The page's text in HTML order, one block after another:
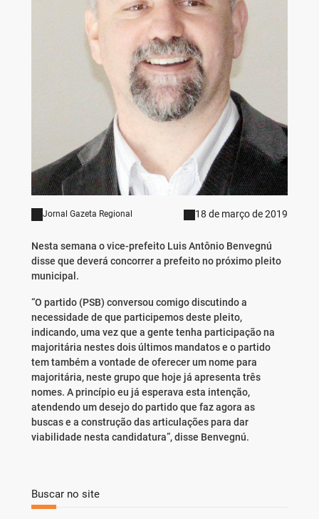
Jornal Gazeta Regional 18 de março de 2019
Nesta semana o vice-prefeito Luis Antônio Benvegnú
disse que deverá concorrer a prefeito no próximo pleito
municipal.
“O partido (PSB) conversou comigo discutindo a
necessidade de que participemos deste pleito,
indicando, uma vez que a gente tenha participação na
majoritária nestes dois últimos mandatos e o partido
tem também a vontade de oferecer um nome para
majoritária, neste grupo que hoje já apresenta três
nomes. A princípio eu já esperava esta intenção,
atendendo um desejo do partido que faz agora as
buscas e a construção das articulações para dar
viabilidade nesta candidatura”, disse Benvegnú.
Buscar no site